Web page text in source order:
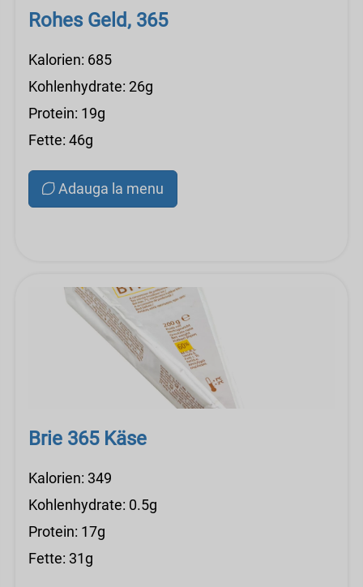
Rohes Geld, 365
Kalorien: 685
Kohlenhydrate: 26g
Protein: 19g
Fette: 46g
Adauga la menu
Brie 365 Käse
Kalorien: 349
Kohlenhydrate: 0.5g
Protein: 17g
Fette: 31g